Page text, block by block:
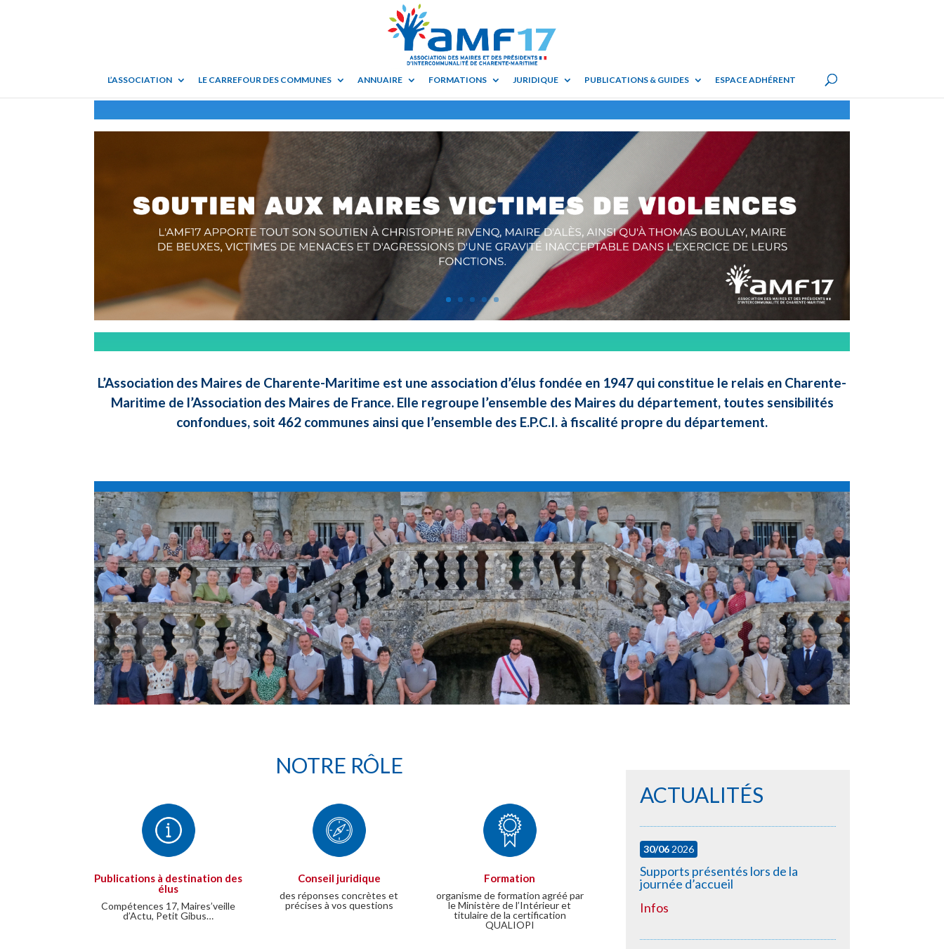
L’ASSOCIATION LE CARREFOUR DES COMMUNES ANNUAIRE FORMATIONS JURIDIQUE PUBLICATIONS & GUIDES ESPACE ADHÉRENT
L’Association des Maires de Charente-Maritime est une association d’élus fondée en 1947 qui constitue le relais en Charente-
Maritime de l’Association des Maires de France. Elle regroupe l’ensemble des Maires du département, toutes sensibilités
confondues, soit 462 communes ainsi que l’ensemble des E.P.C.I. à fiscalité propre du département.
NOTRE RÔLE
Publications à destination des
élus
Compétences 17, Maires’veille
d’Actu, Petit Gibus…
Conseil juridique
des réponses concrètes et
précises à vos questions
Formation
organisme de formation agréé par
le Ministère de l’Intérieur et
titulaire de la certification
QUALIOPI
ACTUALITÉS
30/062026
Supports présentés lors de la
journée d’accueil
Infos